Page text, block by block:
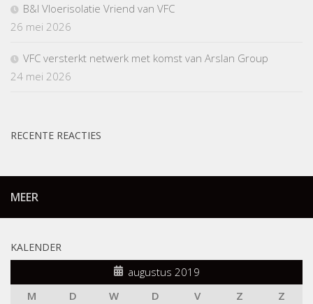
B&I Vloerisolatie Vriend van VFC
26 mei 2026
VFC versterkt netwerk met komst van Arslan Group
24 mei 2026
RECENTE REACTIES
MEER
KALENDER
augustus 2019
M
D W D V Z Z